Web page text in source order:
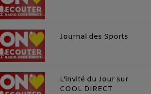
Journal des Sports
L'invité du Jour sur
COOL DIRECT